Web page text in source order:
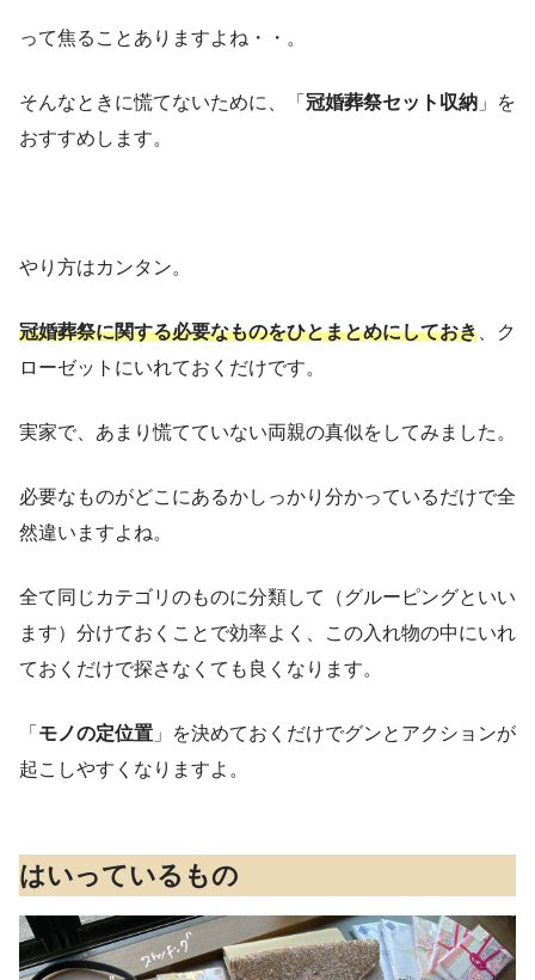
って焦ることありますよね・・。
そんなときに慌てないために、「 冠婚葬祭セット収納 」を
おすすめします。
やり方はカンタン。
冠婚葬祭に関する必要なものをひとまとめにしておき 、ク
ローゼットにいれておくだけです。
実家で、あまり慌てていない両親の真似をしてみました。
必要なものがどこにあるかしっかり分かっているだけで全
然違いますよね。
全て同じカテゴリのものに分類して（グルーピングといい
ます）分けておくことで効率よく、この入れ物の中にいれ
ておくだけで探さなくても良くなります。
「 モノの定位置 」を決めておくだけでグンとアクションが
起こしやすくなりますよ。
はいっているもの